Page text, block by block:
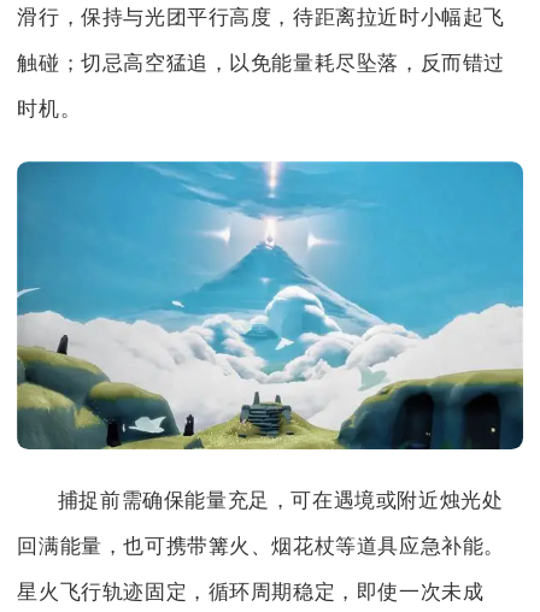
滑行，保持与光团平行高度，待距离拉近时小幅起飞
触碰；切忌高空猛追，以免能量耗尽坠落，反而错过
时机。
捕捉前需确保能量充足，可在遇境或附近烛光处
回满能量，也可携带篝火、烟花杖等道具应急补能。
星火飞行轨迹固定，循环周期稳定，即使一次未成